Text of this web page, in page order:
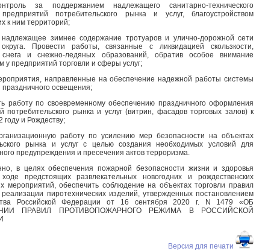
за поддержанием надлежащего санитарно-технического
потребительского рынка и услуг, благоустройством
к ним территорий;
надлежащее зимнее содержание тротуаров и улично-дорожной сети
округа. Провести работы, связанные с ликвидацией скользкости,
и снежно-ледяных образований, обратив особое внимание
у предприятий торговли и сферы услуг;
направленные на обеспечение надежной работы системы
праздничного освещения;
работу по своевременному обеспечению праздничного оформления
потребительского рынка и услуг (витрин, фасадов торговых залов) к
году и Рождеству;
работу по усилению мер безопасности на объектах
рынка и услуг с целью создания необходимых условий для
предупреждения и пресечения актов терроризма.
в целях обеспечения пожарной безопасности жизни и здоровья
предстоящих развлекательных новогодних и рождественских
мероприятий, обеспечить соблюдение на объектах торговли правил
пиротехнических изделий, утвержденных постановлением
Российской Федерации от 16 сентября 2020 г. N 1479 «ОБ
ПРАВИЛ ПРОТИВОПОЖАРНОГО РЕЖИМА В РОССИЙСКОЙ
Версия для печати